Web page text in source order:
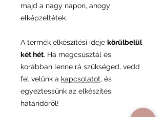
majd a nagy napon, ahogy
elképzeltétek.
A termék elkészítési ideje körülbelül
két hét. Ha megcsúsztál és
korábban lenne rá szükséged, vedd
fel velünk a kapcsolatot, és
egyeztessünk az elkészítési
határidőről!